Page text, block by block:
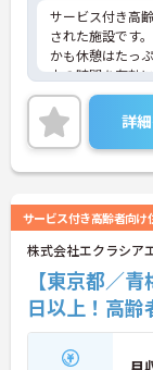
サービス付き高
された施設です
かも休憩はたっ
中の時間を有効
ュールです。
◆「学びたい」と
す。資格取得支
者研修や実務者
能です。資格を
◆施設ごとの課
グ」や、利用者
ァレンス」を実
係なく意見交換
ラットな関係性
じて「良いケア
職員全員が安心
づくりに取り組
詳
サービス付き高齢者向け
株式会社エクラシア
【東京都／
日以上！高齢